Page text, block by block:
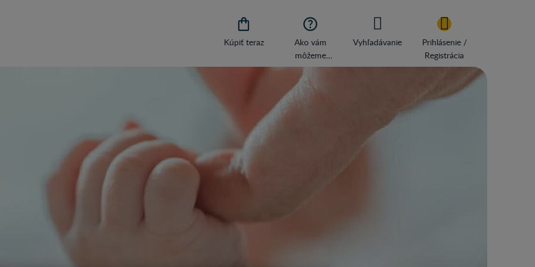

Kúpiť teraz

Ako vám
môžeme
pomôcť
Vyhľadávanie
Prihlásenie /
Registrácia